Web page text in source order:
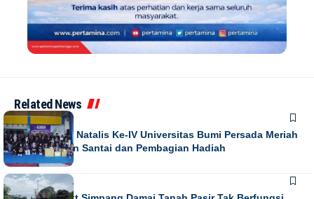
Related News
NEWS
Puncak Dies Natalis Ke-IV Universitas Bumi Persada Meriah
dengan Jalan Santai dan Pembagian Hadiah
NEWS